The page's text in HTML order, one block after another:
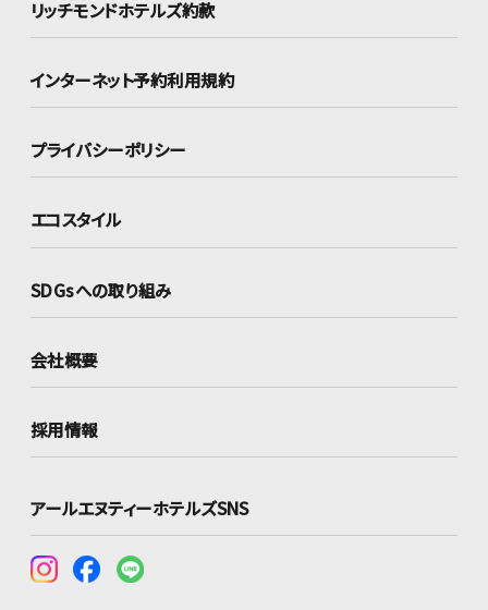
リッチモンドホテルズ約款
インターネット予約利用規約
プライバシーポリシー
エコスタイル
SDGsへの取り組み
会社概要
採用情報
アールエヌティーホテルズSNS